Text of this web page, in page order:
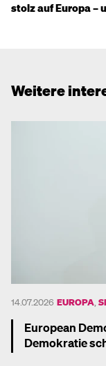
stolz auf Europa –
Weitere
14.07.2026 EUROPA
European
Demokratie